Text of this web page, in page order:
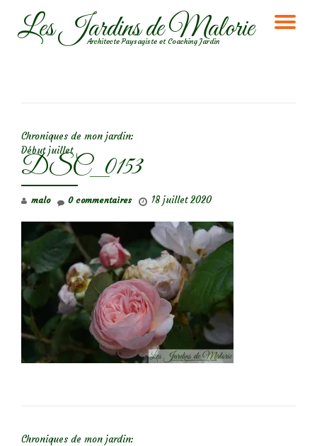
AllerLes Jardins de Malorie
Architecte Paysagiste et Coaching Jardin
Chroniques de mon jardin:
Début juillet
DSC_0153
malo 18 juillet 2020
0 commentaires
Chroniques de mon jardin: